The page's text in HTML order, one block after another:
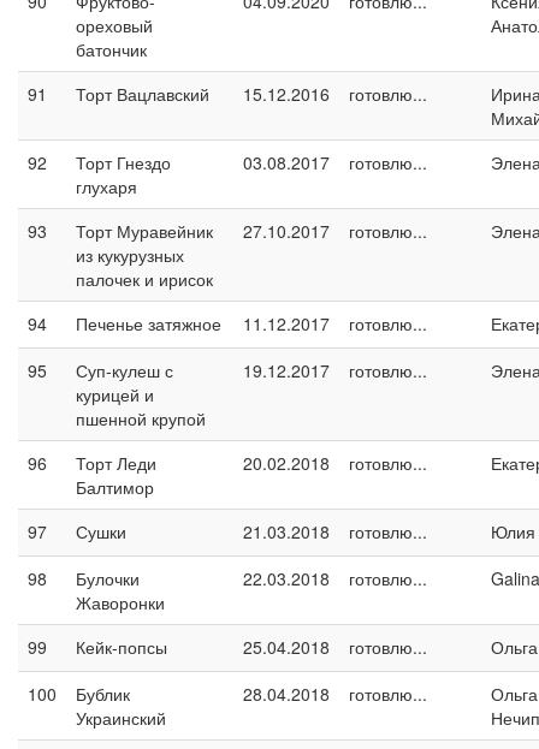
ореховый
батончик
91 Торт Вацлавский 15.12.2016 готовлю...
92
Торт Гнездо
глухаря
03.08.2017 готовлю...
93
Торт Муравейник
из кукурузных
палочек и ирисок
27.10.2017 готовлю...
94 Печенье затяжное 11.12.2017 готовлю...
95
Суп-кулеш с
курицей и
пшенной крупой
19.12.2017 готовлю...
96
Торт Леди
Балтимор
20.02.2018 готовлю...
97 Сушки 21.03.2018 готовлю...
Юлия
98
Булочки
Жаворонки
22.03.2018 готовлю...
99 Кейк-попсы 25.04.2018 готовлю...
100
Бублик
Украинский
28.04.2018 готовлю...
Ольга